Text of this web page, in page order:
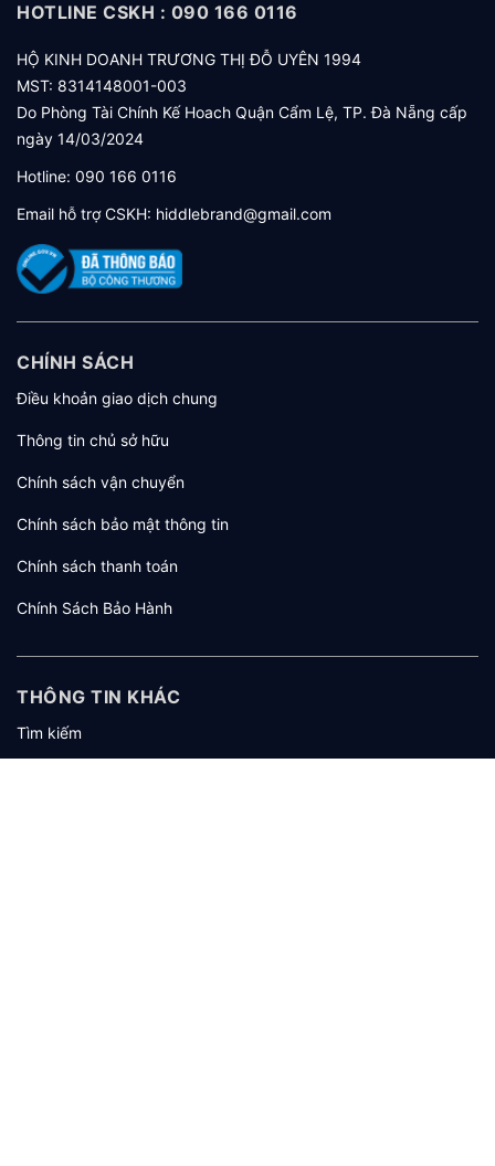
HOTLINE CSKH : 090 166 0116
HỘ KINH DOANH TRƯƠNG THỊ ĐỖ UYÊN 1994
MST: 8314148001-003
Do Phòng Tài Chính Kế Hoach Quận Cẩm Lệ, TP. Đà Nẵng cấp
ngày 14/03/2024
Hotline: 090 166 0116
Email hỗ trợ CSKH: hiddlebrand@gmail.com
CHÍNH SÁCH
Điều khoản giao dịch chung
Thông tin chủ sở hữu
Chính sách vận chuyển
Chính sách bảo mật thông tin
Chính sách thanh toán
Chính Sách Bảo Hành
THÔNG TIN KHÁC
Tìm kiếm